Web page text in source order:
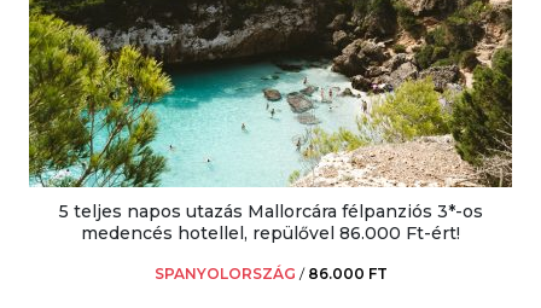
5 teljes napos utazás Mallorcára félpanziós 3*-os
medencés hotellel, repülővel 86.000 Ft-ért!
SPANYOLORSZÁG / 86.000 FT